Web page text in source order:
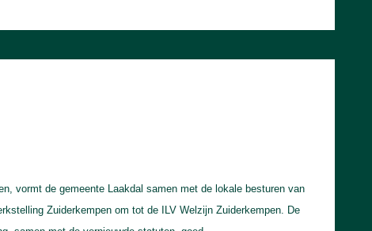
vormt de gemeente Laakdal samen met de lokale besturen van
Zuiderkempen om tot de ILV Welzijn Zuiderkempen. De